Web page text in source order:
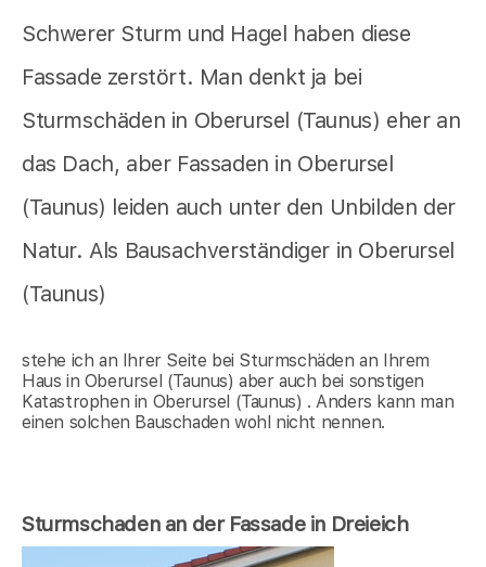
Schwerer Sturm und Hagel haben diese
Fassade zerstört. Man denkt ja bei
Sturmschäden in Oberursel (Taunus) eher an
das Dach, aber Fassaden in Oberursel
(Taunus) leiden auch unter den Unbilden der
Natur. Als Bausachverständiger in Oberursel
(Taunus)
stehe ich an Ihrer Seite bei Sturmschäden an Ihrem
Haus in Oberursel (Taunus) aber auch bei sonstigen
Katastrophen in Oberursel (Taunus) . Anders kann man
einen solchen Bauschaden wohl nicht nennen.
Sturmschaden an der Fassade in Dreieich